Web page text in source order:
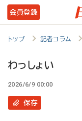
メ
イ
テ
会員登録
トップ 記者コラム
わっしょい
2026/6/9 00:00
保存